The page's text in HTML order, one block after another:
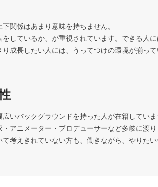
関係はあまり意味を持ちません。
しているか、が重視されています。できる人
成長したい人には、うってつけの環境が揃って
いバックグラウンドを持った人が在籍していま
アニメーター・プロデューサーなど多岐に渡
考えきれていない方も、働きながら、やりた